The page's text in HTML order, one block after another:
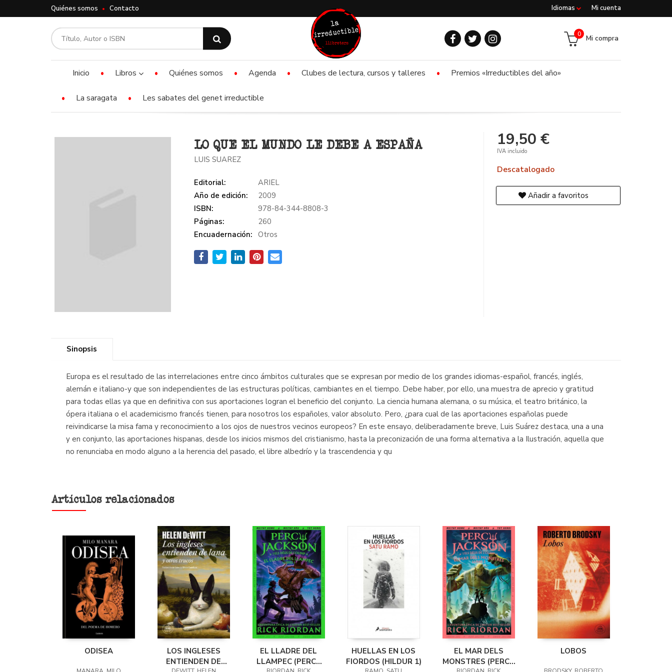
Mi cuenta
Idiomas
Quiénes somos Contacto
Mi compra
0
Inicio Libros Quiénes somos Agenda Clubes de lectura, cursos y talleres Premios «Irreductibles del año»
La saragata Les sabates del genet irreductible
LO QUE EL MUNDO LE DEBE A ESPAÑA
LUIS SUAREZ
Editorial:
ARIEL
Año de edición:
2009
ISBN:
978-84-344-8808-3
Páginas:
260
Encuadernación:
Otros
19,50 €
IVA incluido
Descatalogado
Añadir a favoritos
Sinopsis
Europa es el resultado de las interrelaciones entre cinco ámbitos culturales que se expresan por medio de los grandes idiomas-español, francés, inglés,
alemán e italiano-y que son independientes de las estructuras políticas, cambiantes en el tiempo. Debe haber, por ello, una muestra de aprecio y gratitud
para todas ellas ya que en definitiva con sus aportaciones logran el beneficio del conjunto. La ciencia humana alemana, o su música, el teatro británico, la
ópera italiana o el academicismo francés tienen, para nosotros los españoles, valor absoluto. Pero, ¿para cual de las aportaciones españolas puede
reivindicarse la misa fama y reconocimiento a los ojos de nuestros vecinos europeos? En este ensayo, deliberadamente breve, Luis Suárez destaca, una a una
y en conjunto, las aportaciones hispanas, desde los inicios mismos del cristianismo, hasta la preconización de una forma alternativa a la Ilustración, aquella que
no renunciaba en modo alguno a la herencia del pasado, el libre albedrío y la trascendencia y qu
Artículos relacionados
ODISEA
LOS INGLESES
ENTIENDEN DE
EL LLADRE DEL
LLAMPEC (PERCY
HUELLAS EN LOS
FIORDOS (HILDUR 1)
EL MAR DELS
MONSTRES (PERCY
LOBOS